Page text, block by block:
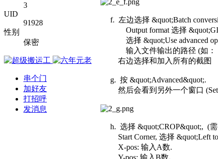
3
UID
91928
性别
保密
串个门
加好友
打招呼
发消息
f. 左边选择 &quot;Batch
Output format 选择 &quot;GIF
选择 &quot;Use advanced
输入文件输出的路径 (如：
右边选择和加入所有的截图
g. 按 &quot;Advanced&quot;.
然后会看到另外一个窗口 (Set
h. 选择 &quot;CROP&quot;, (
Start Corner, 选择 &quot;Left
X-pos: 输入A数.